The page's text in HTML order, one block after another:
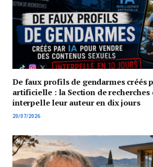
De faux profils de gendarmes créés
artificielle : la Section de
interpelle leur auteur en dix jours
20/07/2026